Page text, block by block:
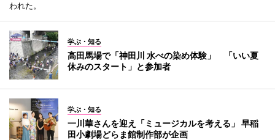
われた。
学ぶ・知る
高田馬場で「神田川 水べの染め体験」 「いい夏
休みのスタート」と参加者
学ぶ・知る
一川華さんを迎え「ミュージカルを考える」 早稲
田小劇場どらま館制作部が企画